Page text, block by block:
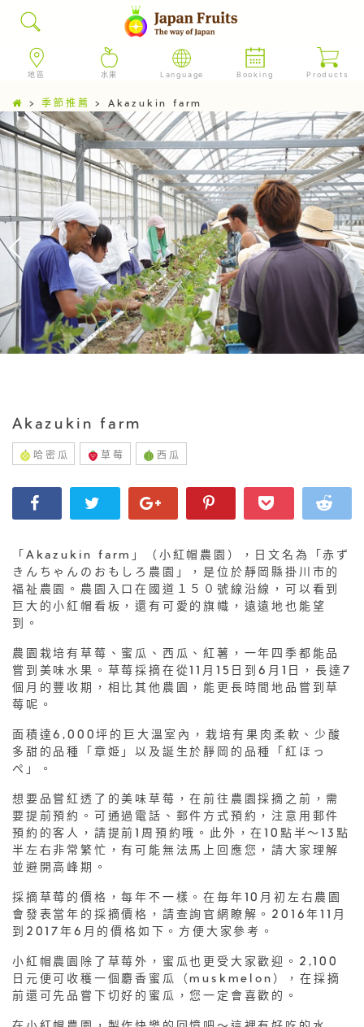
地區 水果 Language Booking Products
>季節推薦 > Akazukin farm
Akazukin farm
哈密瓜 草莓 西瓜
「Akazukin farm」（小紅帽農園），日文名為「赤ず
きんちゃんのおもしろ農園」，是位於靜岡縣掛川市的
福祉農園。農園入口在國道１５０號線沿線，可以看到
巨大的小紅帽看板，還有可愛的旗幟，遠遠地也能望
到。
農園栽培有草莓、蜜瓜、西瓜、紅薯，一年四季都能品
嘗到美味水果。草莓採摘在從11月15日到6月1日，長達7
個月的豐收期，相比其他農園，能更長時間地品嘗到草
莓呢。
面積達6,000坪的巨大溫室內，栽培有果肉柔軟、少酸
多甜的品種「章姫」以及誕生於靜岡的品種「紅ほっ
ぺ」。
想要品嘗紅透了的美味草莓，在前往農園採摘之前，需
要提前預約。可通過電話、郵件方式預約，注意用郵件
預約的客人，請提前1周預約哦。此外，在10點半～13點
半左右非常繁忙，有可能無法馬上回應您，請大家理解
並避開高峰期。
採摘草莓的價格，每年不一樣。在毎年10月初左右農園
會發表當年的採摘價格，請查詢官網瞭解。2016年11月
到2017年6月的價格如下。方便大家參考。
小紅帽農園除了草莓外，蜜瓜也更受大家歡迎。2,100
日元便可收穫一個麝香蜜瓜（muskmelon），在採摘
前還可先品嘗下切好的蜜瓜，您一定會喜歡的。